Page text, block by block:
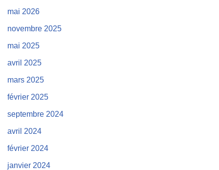
mai 2026
novembre 2025
mai 2025
avril 2025
mars 2025
février 2025
septembre 2024
avril 2024
février 2024
janvier 2024